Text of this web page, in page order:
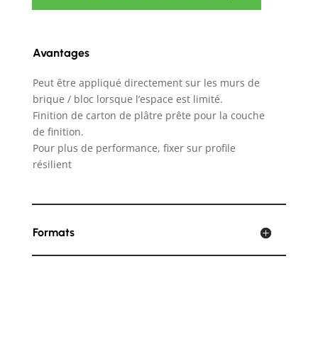
Avantages
Peut être appliqué directement sur les murs de
brique / bloc lorsque l’espace est limité.
Finition de carton de plâtre prête pour la couche
de finition.
Pour plus de performance, fixer sur profile
résilient
Formats